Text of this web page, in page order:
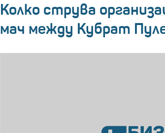
Колко струва
мач между Кубрат